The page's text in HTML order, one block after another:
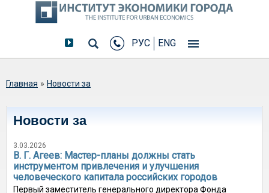
РУС ENG
Вы здесь
Главная » Новости за
Новости за
3.03.2026
В. Г. Агеев: Мастер-планы должны стать
инструментом привлечения и улучшения
человеческого капитала российских городов
Первый заместитель генерального директора Фонда